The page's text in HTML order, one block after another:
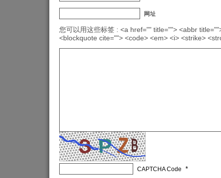
网址
您可以用这些标签 : <a href="" title=""> <abbr
<blockquote cite=""> <code> <em> <i> <strike>
CAPTCHA Code *